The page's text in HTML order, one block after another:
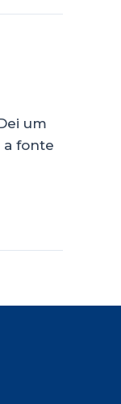
um
a fonte